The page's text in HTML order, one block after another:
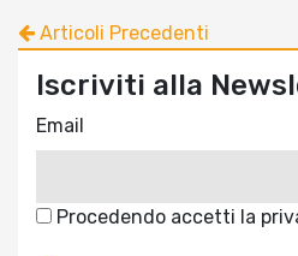
Articoli Precedenti
Iscriviti alla
Email
Procedendo accetti la